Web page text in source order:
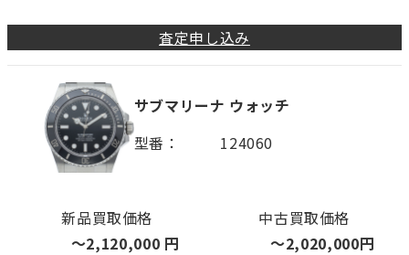
査定申し込み
サブマリーナ ウォッチ
型番
124060
新品買取価格
〜2,120,000 円
中古買取価格
〜2,020,000円